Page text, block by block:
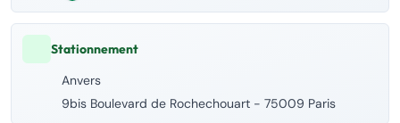
Stationnement
Anvers
9bis Boulevard de Rochechouart - 75009 Paris